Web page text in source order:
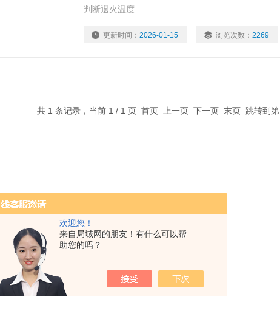
欢迎您！
来自局域网的朋友！有什么可以帮
助您的吗？
判断退火温度
更新时间：2026-01-15 浏览次数：2269
共 1 条记录，当前 1 / 1 页 首页 上一页 下一页 末页 跳转到第